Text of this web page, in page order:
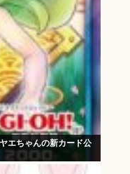
エちゃんの新カード公